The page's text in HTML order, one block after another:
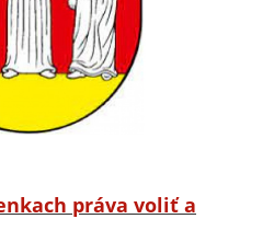
práva voliť a